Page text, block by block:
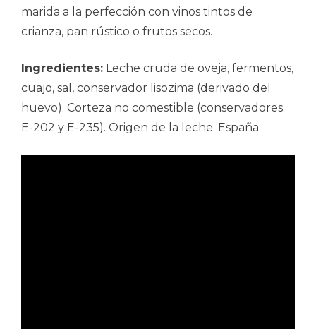
marida a la perfección con vinos tintos de
crianza, pan rústico o frutos secos.
Ingredientes: Leche cruda de oveja, fermentos,
cuajo, sal, conservador lisozima (derivado del
huevo). Corteza no comestible (conservadores
E-202 y E-235). Origen de la leche: España